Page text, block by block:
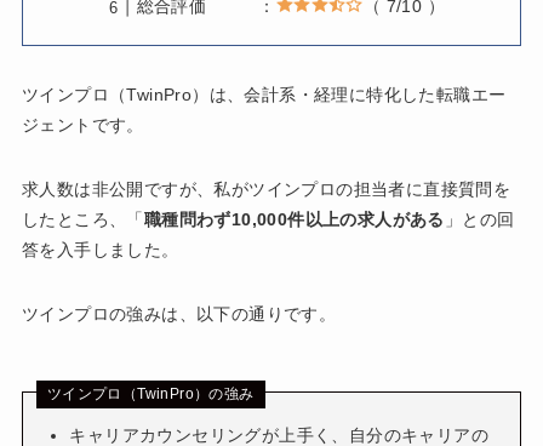
総合評価 ：
（ 7/10 ）
ツインプロ（TwinPro）は、会計系・経理に特化した転職エー
ジェントです。
求人数は非公開ですが、私がツインプロの担当者に直接質問を
したところ、「職種問わず10,000件以上の求人がある 」との回
答を入手しました。
ツインプロの強みは、以下の通りです。
ツインプロ（TwinPro）の強み
キャリアカウンセリングが上手く、自分のキャリアの